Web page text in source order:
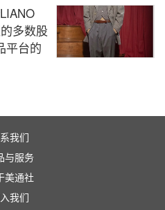
多数股
平台的
我们
与服务
美通社
我们